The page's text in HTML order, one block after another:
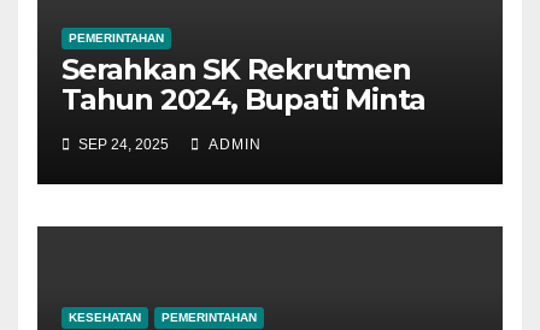
PEMERINTAHAN
Serahkan SK Rekrutmen
Tahun 2024, Bupati Minta
PPPK Tingkatkan
Kompetensi
SEP 24, 2025 ADMIN
KESEHATAN PEMERINTAHAN